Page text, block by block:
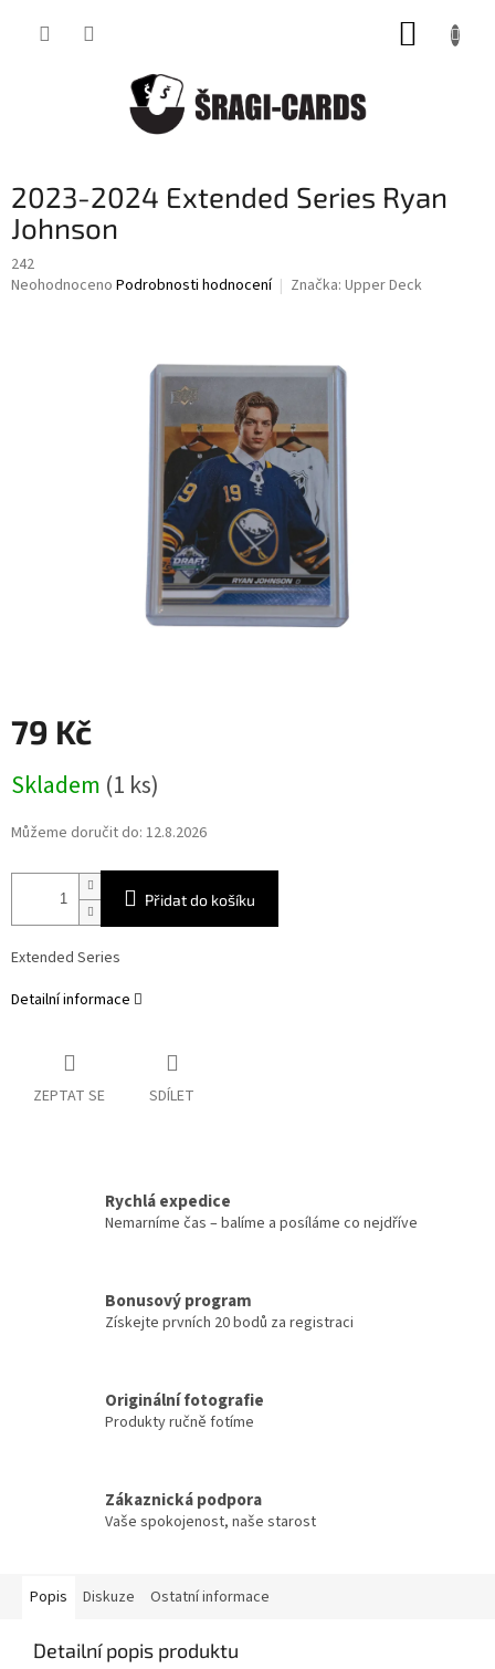
2023-2024 Extended Series Ryan
Johnson
242
Průměrné
Neohodnoceno Podrobnosti hodnocení Značka: Upper Deck
79 Kč
cena:
Skladem (1 ks)
Můžeme doručit do: 12.8.2026
Přidat do košíku
Extended Series
Detailní informace
ZEPTAT SE SDÍLET
Rychlá expedice
Nemarníme čas – balíme a posíláme co nejdříve
Bonusový program
Získejte prvních 20 bodů za registraci
Originální fotografie
Produkty ručně fotíme
Zákaznická podpora
Vaše spokojenost, naše starost
Popis Diskuze Ostatní informace
Detailní popis produktu